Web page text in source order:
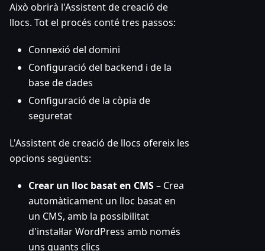
Això obrirà l'Assistent de creació de
llocs. Tot el procés conté tres passos:
Connexió del domini
Configuració del backend i de la
base de dades
Configuració de la còpia de
seguretat
L'Assistent de creació de llocs ofereix les
opcions següents:
Crear un lloc basat en CMS– Crea
automàticament un lloc basat en
un CMS, amb la possibilitat
d'instal·lar WordPress amb només
uns quants clics